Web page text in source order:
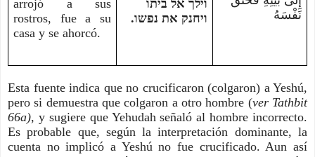
arrojó a sus
rostros, fue a su
casa y se ahorcó.
וילך אל ביתו
ויחנק את נפשו.
نَفْسَهُ
Esta fuente indica que no crucificaron (colgaron) a Yeshú,
pero si demuestra que colgaron a otro hombre (ver Tathbit
66a), y sugiere que Yehudah señaló al hombre incorrecto.
Es probable que, según la interpretación dominante, la
cuenta no implicó a Yeshú no fue crucificado. Aun así